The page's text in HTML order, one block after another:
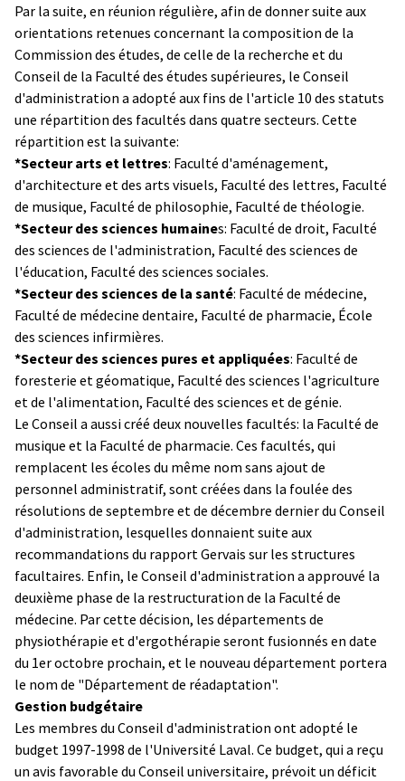
Par la suite, en réunion régulière, afin de donner suite aux
orientations retenues concernant la composition de la
Commission des études, de celle de la recherche et du
Conseil de la Faculté des études supérieures, le Conseil
d'administration a adopté aux fins de l'article 10 des statuts
une répartition des facultés dans quatre secteurs. Cette
répartition est la suivante:
*Secteur arts et lettres: Faculté d'aménagement,
d'architecture et des arts visuels, Faculté des lettres, Faculté
de musique, Faculté de philosophie, Faculté de théologie.
*Secteur des sciences humaines: Faculté de droit, Faculté
des sciences de l'administration, Faculté des sciences de
l'éducation, Faculté des sciences sociales.
*Secteur des sciences de la santé: Faculté de médecine,
Faculté de médecine dentaire, Faculté de pharmacie, École
des sciences infirmières.
*Secteur des sciences pures et appliquées: Faculté de
foresterie et géomatique, Faculté des sciences l'agriculture
et de l'alimentation, Faculté des sciences et de génie.
Le Conseil a aussi créé deux nouvelles facultés: la Faculté de
musique et la Faculté de pharmacie. Ces facultés, qui
remplacent les écoles du même nom sans ajout de
personnel administratif, sont créées dans la foulée des
résolutions de septembre et de décembre dernier du Conseil
d'administration, lesquelles donnaient suite aux
recommandations du rapport Gervais sur les structures
facultaires. Enfin, le Conseil d'administration a approuvé la
deuxième phase de la restructuration de la Faculté de
médecine. Par cette décision, les départements de
physiothérapie et d'ergothérapie seront fusionnés en date
du 1er octobre prochain, et le nouveau département portera
le nom de "Département de réadaptation".
Gestion budgétaire
Les membres du Conseil d'administration ont adopté le
budget 1997-1998 de l'Université Laval. Ce budget, qui a reçu
un avis favorable du Conseil universitaire, prévoit un déficit